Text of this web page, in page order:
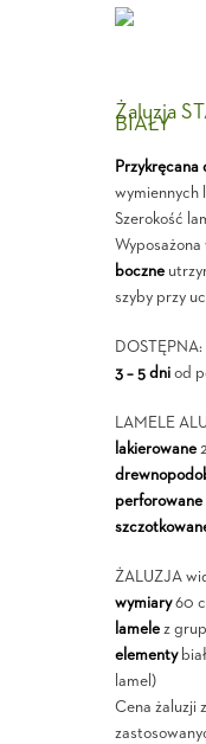
Żaluzja
BIAŁY
Przykręcana
wymiennych
Szerokość
Wyposażona
boczne
szyby przy
DOSTĘPNA:
3 – 5 dniod
LAMELE
lakierowane
perforowane
ŻALUZJA
wymiary60
lamelez
elementy
lamel)
Cena żaluzji